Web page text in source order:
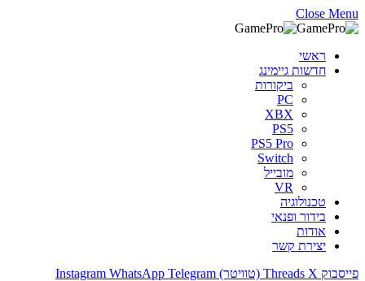
Close Menu
ראשי
חדשות גיימינג
ביקורות
PC
XBX
PS5
PS5 Pro
Switch
מובייל
VR
טכנולוגיה
בידור ופנאי
אודות
יצירת קשר
פייסבוק
Threads X (טוויטר) Instagram WhatsApp Telegram